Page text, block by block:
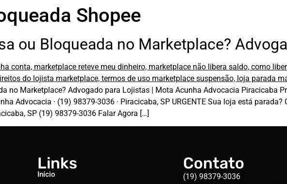
Shopee
ou Bloqueada no Marketplace?
no Marketplace? Advogado para Lojistas | Mota Acunha Advocacia Piracicaba
Advocacia · (19) 98379-3036 · Piracicaba, SP URGENTE Sua loja está
SP (19) 98379-3036 Falar Agora […]
Links
Início
Contato
(19) 98379-3036